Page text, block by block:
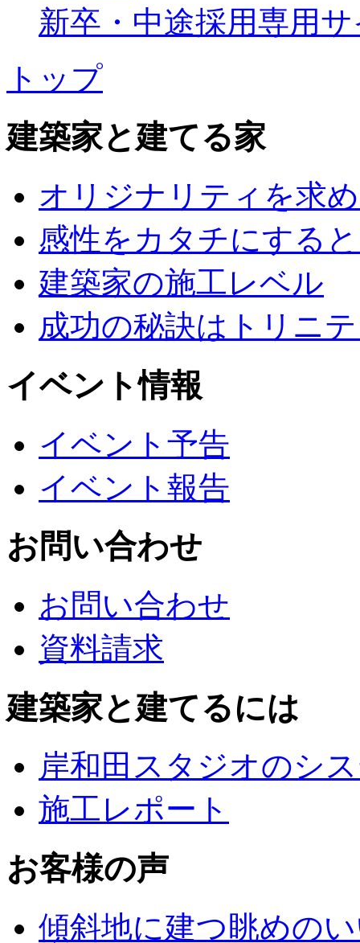
新卒・中途採用専用
トップ
建築家と建てる家
オリジナリティを求
感性をカタチにする
建築家の施工レベル
成功の秘訣はトリニ
イベント情報
イベント予告
イベント報告
お問い合わせ
お問い合わせ
資料請求
建築家と建てるには
岸和田スタジオのシ
施工レポート
お客様の声
傾斜地に建つ眺めの